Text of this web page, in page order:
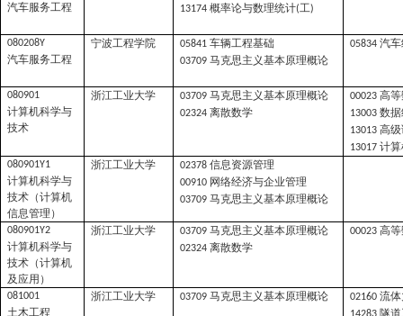
汽车服务工程 13174概率论与数理统计(工)
080208Y
汽车服务工程
宁波工程学院 05841车辆工程基础
03709马克思主义基本原理概论
05834汽
080901
计算机科学与
技术
浙江工业大学 03709马克思主义基本原理概论
02324 离散数学
00023 高
13003数
13013 高
13017计
080901Y1
计算机科学与
技术（计算机
信息管理）
浙江工业大学 02378信息资源管理
00910 网络经济与企业管理
03709马克思主义基本原理概论
080901Y2
计算机科学与
技术（计算机
及应用）
浙江工业大学 03709马克思主义基本原理概论
02324 离散数学
00023 高
081001
土木工程
浙江工业大学 03709马克思主义基本原理概论 02160流
隧